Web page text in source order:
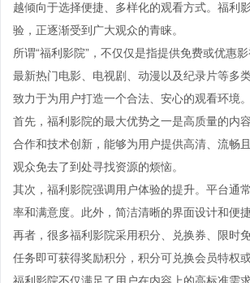
越倾向于选择便捷、多样化的观看方式。福利
验，正逐渐受到广大观众的青睐。
所谓“福利影院”，不仅仅是指提供免费或优惠
最新热门电影、电视剧、动漫以及纪录片等多
致力于为用户打造一个合法、安心的观看环境。
首先，福利影院的最大优势之一是高质量的内
合作和技术创新，能够为用户提供高清、流畅
观众免去了到处寻找资源的烦恼。
其次，福利影院强调用户体验的提升。平台通
率和满意度。此外，简洁清晰的界面设计和便
再者，很多福利影院采用积分、兑换券、限时
任务即可获得奖励积分，积分可兑换会员特权